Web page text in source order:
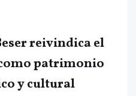
reivindica el
patrimonio
y cultural